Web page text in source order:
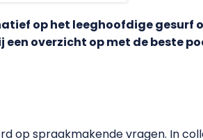
op het leeghoofdige gesurf
een overzicht op met de beste
op spraakmakende vragen. In